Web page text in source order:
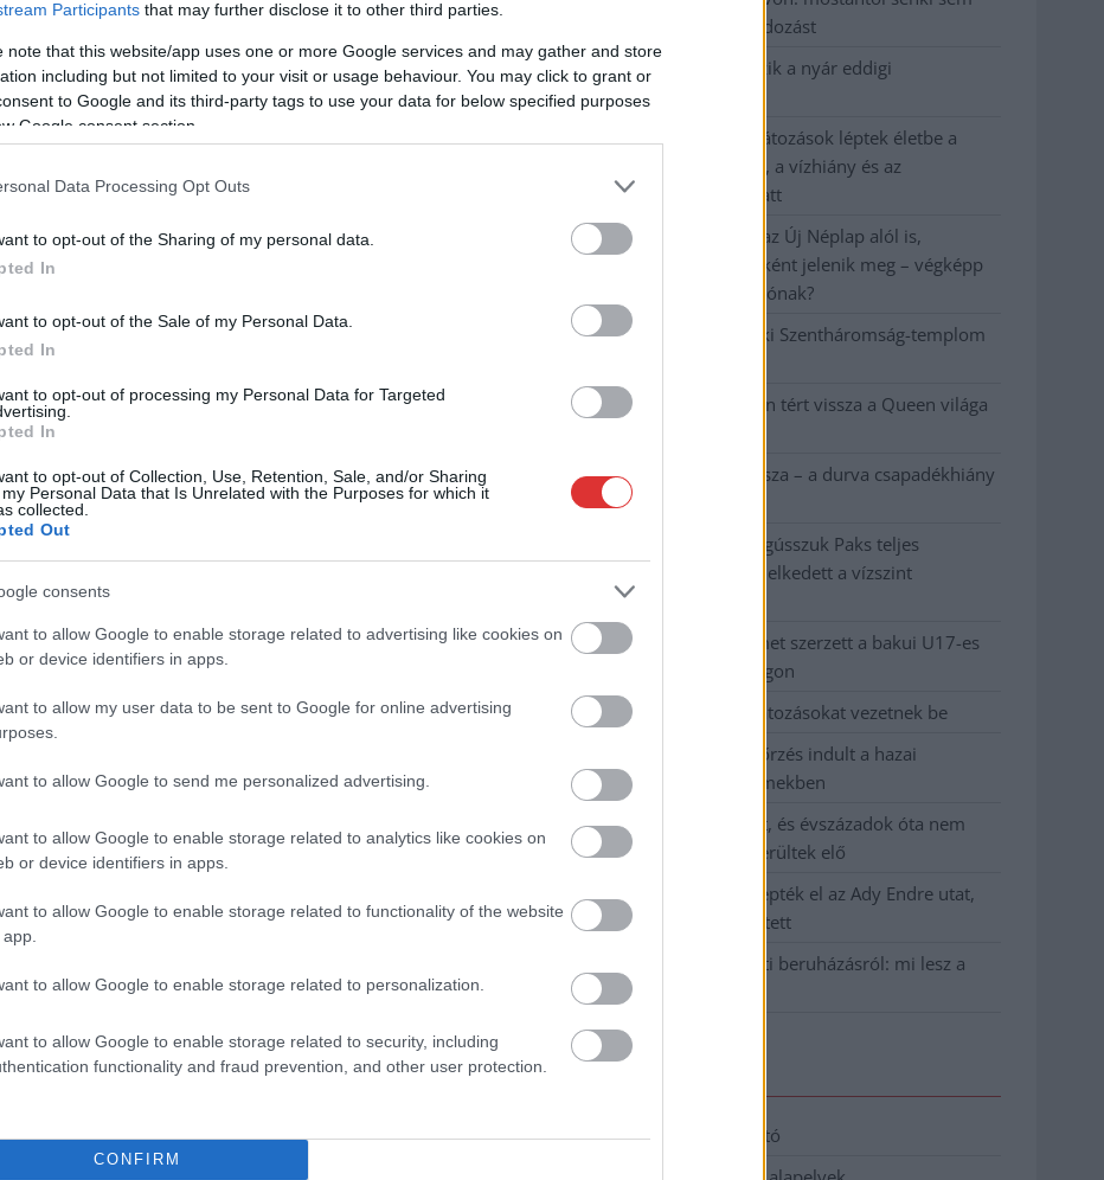
Participants that may further disclose it to other third parties.
note that this website/app uses one or more Google services and may gather and store
including but not limited to your visit or usage behaviour. You may click to grant or
to Google and its third-party tags to use your data for below specified purposes
Google consent section.
Data Processing Opt Outs
to opt-out of the Sharing of my personal data.
In
to opt-out of the Sale of my Personal Data.
In
to opt-out of processing my Personal Data for Targeted
In
to opt-out of Collection, Use, Retention, Sale, and/or Sharing
Personal Data that Is Unrelated with the Purposes for which it
collected.
Out
consents
to allow Google to enable storage related to advertising like cookies on
or device identifiers in apps.
to allow my user data to be sent to Google for online advertising
to allow Google to send me personalized advertising.
to allow Google to enable storage related to analytics like cookies on
or device identifiers in apps.
to allow Google to enable storage related to functionality of the website
to allow Google to enable storage related to personalization.
to allow Google to enable storage related to security, including
functionality and fraud prevention, and other user protection.
CONFIRM
úszhatja meg a száguldozást
Szolnokra is megérkezik a nyár eddigi
legkeményebb napja
Már Szolnokon is korlátozások léptek életbe a
tartós hatalmas hőség, a vízhiány és az
áramtakarékosság miatt
A NER kihúzta a talajt az Új Néplap alól is,
immáron csak hetilapként jelenik meg – végképp
vége a nyomtatott sajtónak?
Befejeződött a szolnoki Szentháromság-templom
Szimfonikus köntösben tért vissza a Queen világa
Ilyen, amikor „fél” a Tisza – a durva csapadékhiány
nagyon meglátszik
Lehet, hogy mégis megússzuk Paks teljes
leállítását, némileg emelkedett a vízszint
(VIDEÓVAL)
Tugyi Zétény ezüstérmet szerzett a bakui U17-es
birkózó-világbajnokságon
Jászberényben is korlátozásokat vezetnek be
Átfogó országos ellenőrzés indult a hazai
akkumulátoripari üzemekben
A Tisza visszahúzódott, és évszázadok óta nem
látott maradványok kerültek elő
Mentők és rendőrök lepték el az Ady Endre utat,
egy kerékpáros is érintett
Parázs vita a Fiumei úti beruházásról: mi lesz a
fákkal?
Elérhetőség
Adatkezelési tájékoztató